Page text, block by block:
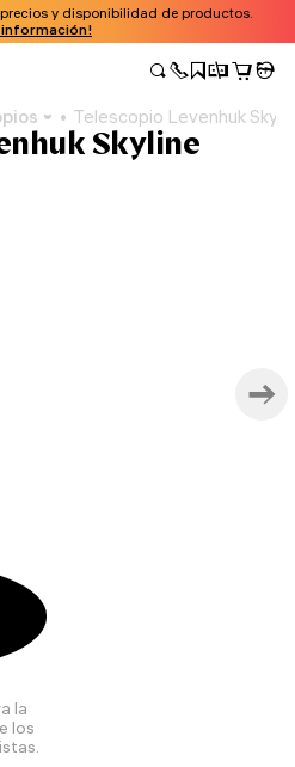
y disponibilidad de productos.
información!
Telescopio Levenhuk
Skyline
la
los